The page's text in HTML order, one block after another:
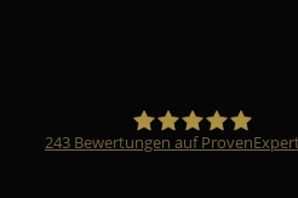
243 Bewertungen auf